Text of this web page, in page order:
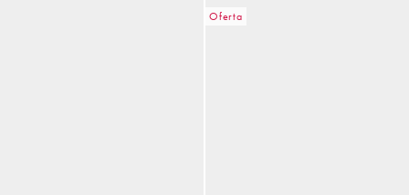
Oferta